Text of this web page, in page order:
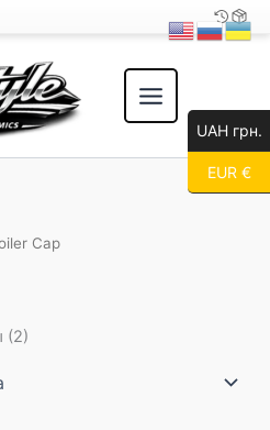
Cap
(2)
UAH грн.
EUR €